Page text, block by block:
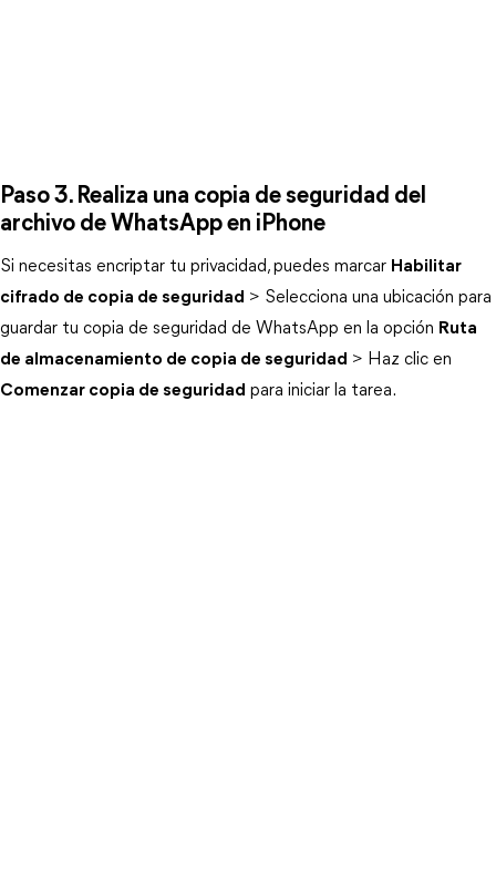
Paso 3. Realiza una copia de seguridad del
archivo de WhatsApp en iPhone
Si necesitas encriptar tu privacidad, puedes marcar Habilitar
cifrado de copia de seguridad > Selecciona una ubicación para
guardar tu copia de seguridad de WhatsApp en la opción Ruta
de almacenamiento de copia de seguridad > Haz clic en
Comenzar copia de seguridad para iniciar la tarea.